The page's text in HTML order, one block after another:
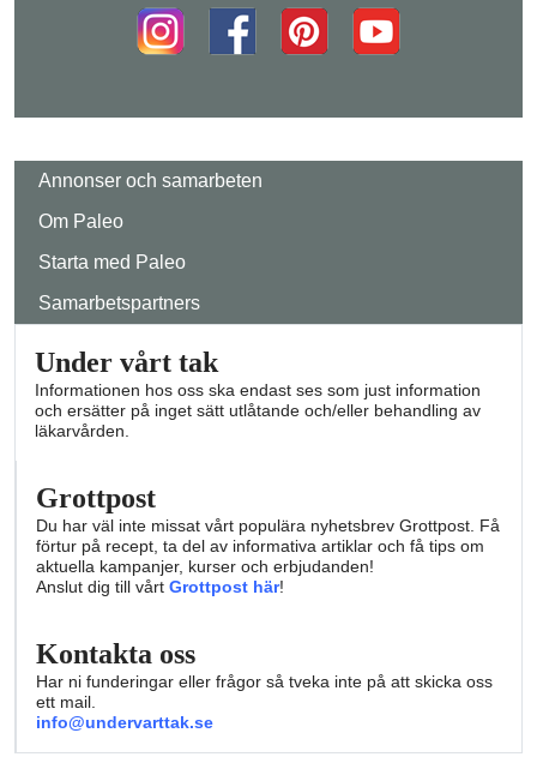
Annonser och samarbeten
Om Paleo
Starta med Paleo
Samarbetspartners
Under vårt tak
Informationen hos oss ska endast ses som just information
och ersätter på inget sätt utlåtande och/eller behandling av
läkarvården.
Grottpost
Du har väl inte missat vårt populära nyhetsbrev Grottpost. Få
förtur på recept, ta del av informativa artiklar och få tips om
aktuella kampanjer, kurser och erbjudanden!
Anslut dig till vårt Grottpost här!
Kontakta oss
Har ni funderingar eller frågor så tveka inte på att skicka oss
ett mail.
info@undervarttak.se